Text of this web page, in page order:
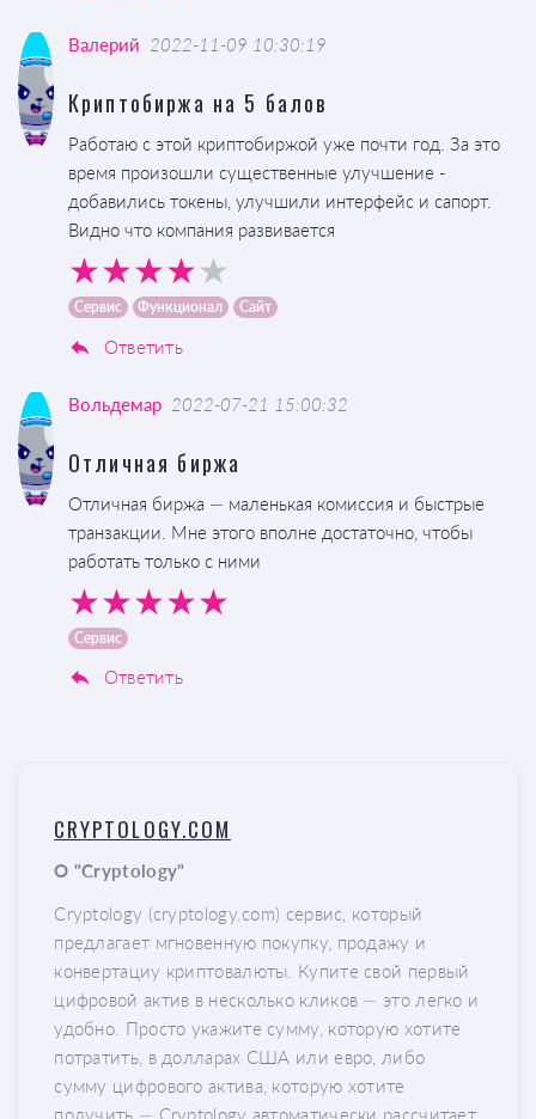
Валерий 2022-11-09 10:30:19
Криптобиржа на 5 балов
Работаю с этой криптобиржой уже почти год. За это
время произошли существенные улучшение -
добавились токены, улучшили интерфейс и сапорт.
Видно что компания развивается
Сервис Функционал Сайт
Ответить
Вольдемар 2022-07-21 15:00:32
Отличная биржа
Отличная биржа — маленькая комиссия и быстрые
транзакции. Мне этого вполне достаточно, чтобы
работать только с ними
Сервис
Ответить
CRYPTOLOGY.COM
О "Cryptology"
Cryptology (cryptology.com) сервис, который
предлагает мгновенную покупку, продажу и
конвертациу криптовалюты. Купите свой первый
цифровой актив в несколько кликов — это легко и
удобно. Просто укажите сумму, которую хотите
потратить, в долларах США или евро, либо
сумму цифрового актива, которую хотите
получить — Cryptology автоматически рассчитает